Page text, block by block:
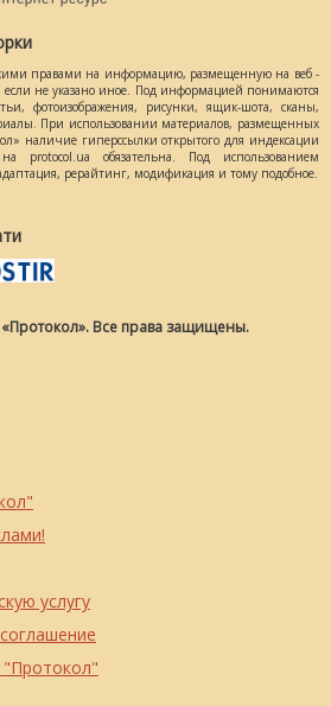
правами на информацию, размещенную на веб -
если не указано иное. Под информацией понимаются
фотоизображения, рисунки, ящик-шота, сканы,
При использовании материалов, размещенных
наличие гиперссылки открытого для индексации
protocol.ua обязательна. Под использованием
рерайтинг, модификация и тому подобное.
Все права защищены.
услугу
"Протокол"